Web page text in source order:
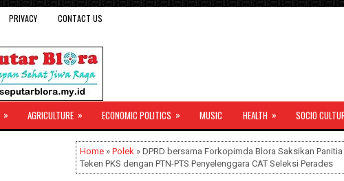
PRIVACY CONTACT US
» AGRICULTURE » ECONOMIC POLITICS » MUSIC HEALTH » SOCIO
Home » Polek » DPRD bersama Forkopimda Blora Saksikan Panitia
Teken PKS dengan PTN-PTS Penyelenggara CAT Seleksi Perades